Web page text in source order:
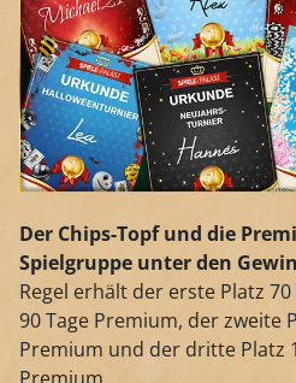
Der Chips-Topf und die
Spielgruppe unter den
Regel erhält der erste Platz
90 Tage Premium, der zweite
Premium und der dritte Platz